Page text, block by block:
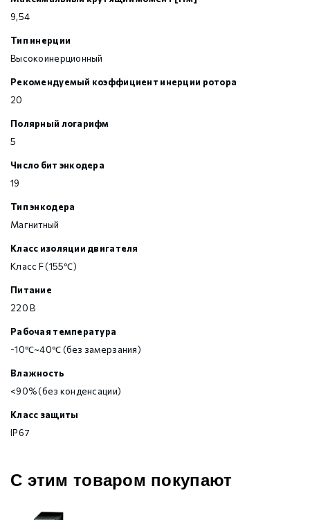
9,54
Тип инерции
Высокоинерционный
Рекомендуемый коэффициент инерции ротора
20
Полярный логарифм
5
Число бит энкодера
19
Тип энкодера
Магнитный
Класс изоляции двигателя
Класс F (155℃)
Питание
220 В
Рабочая температура
-10℃~40℃ (без замерзания)
Влажность
<90% (без конденсации)
Класс защиты
IP67
С этим товаром покупают